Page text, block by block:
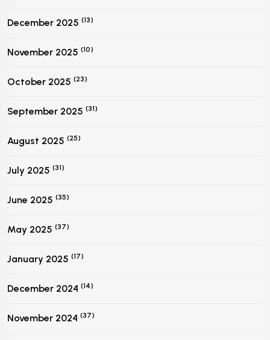
December 2025 (13)
November 2025 (10)
October 2025 (23)
September 2025 (31)
August 2025 (25)
July 2025 (31)
June 2025 (35)
May 2025 (37)
January 2025 (17)
December 2024 (14)
November 2024 (37)